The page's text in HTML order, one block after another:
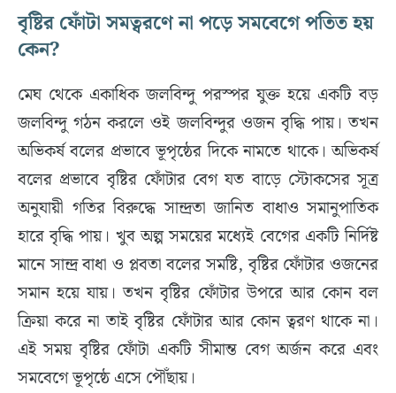
বৃষ্টির ফোঁটা সমত্বরণে না পড়ে সমবেগে পতিত হয়
কেন?
মেঘ থেকে একাধিক জলবিন্দু পরস্পর যুক্ত হয়ে একটি বড়
জলবিন্দু গঠন করলে ওই জলবিন্দুর ওজন বৃদ্ধি পায়। তখন
অভিকর্ষ বলের প্রভাবে ভূপৃষ্ঠের দিকে নামতে থাকে। অভিকর্ষ
বলের প্রভাবে বৃষ্টির ফোঁটার বেগ যত বাড়ে স্টোকসের সূত্র
অনুযায়ী গতির বিরুদ্ধে সান্দ্রতা জানিত বাধাও সমানুপাতিক
হারে বৃদ্ধি পায়। খুব অল্প সময়ের মধ্যেই বেগের একটি নির্দিষ্ট
মানে সান্দ্র বাধা ও প্লবতা বলের সমষ্টি, বৃষ্টির ফোঁটার ওজনের
সমান হয়ে যায়। তখন বৃষ্টির ফোঁটার উপরে আর কোন বল
ক্রিয়া করে না তাই বৃষ্টির ফোঁটার আর কোন ত্বরণ থাকে না।
এই সময় বৃষ্টির ফোঁটা একটি সীমান্ত বেগ অর্জন করে এবং
সমবেগে ভূপৃষ্ঠে এসে পৌঁছায়।